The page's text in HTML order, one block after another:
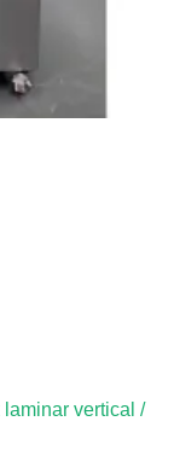
vertical /